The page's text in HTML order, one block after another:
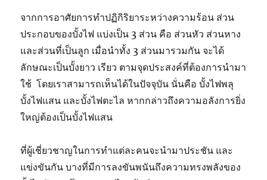
จากการอาศัยการทำปฏิกิริยาระหว่างความร้อน ส่วน
ประกอบของบั้งไฟ แบ่งเป็น 3 ส่วน คือ ส่วนหัว ส่วนหาง
และส่วนที่เป็นลูก เมื่อนำทั้ง 3 ส่วนมารวมกัน จะได้
ลักษณะเป็นบั้งยาว เรียว ตามจุดประสงค์ที่ต้องการนำมา
ใช้ โดยเราสามารถเห็นได้ในปัจจุบัน นั่นคือ บั้งไฟพลุ
บั้งไฟแสน และบั้งไฟตะไล หากกล่าวถึงความอลังการยิ่ง
ใหญ่ต้องเป็นบั้งไฟแสน
ที่ผู้เชี่ยวชาญในการทำแต่ละคนจะนำมาประชัน และ
แข่งขันกัน บางที่มีการลงขันพนันถึงความทรงพลังของ